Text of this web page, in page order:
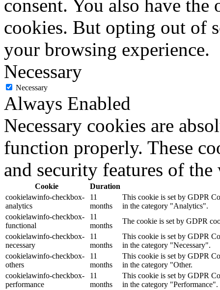
consent. You also have
cookies. But opting out of
your browsing experience.
Necessary
Necessary
Always Enabled
Necessary cookies are
function properly. These
and security features of
Cookie
Duration
cookielawinfo-checkbox-
analytics
11
months
This cookie is set by GDPR
in the category "Analytics".
cookielawinfo-checkbox-
functional
11
months
The cookie is set by GDPR
cookielawinfo-checkbox-
necessary
11
months
This cookie is set by GDPR
in the category "Necessary".
cookielawinfo-checkbox-
others
11
months
This cookie is set by GDPR
in the category "Other.
cookielawinfo-checkbox-
performance
11
months
This cookie is set by GDPR
in the category "Performance".